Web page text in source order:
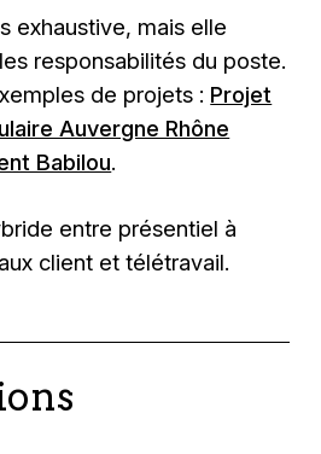
exhaustive, mais elle
responsabilités du poste.
de projets : Projet
Auvergne Rhône
Babilou.
entre présentiel à
client et télétravail.